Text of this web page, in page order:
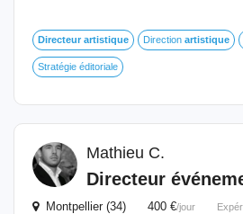
Directeur artistique Direction artistique
Stratégie éditoriale
Mathieu C.
Directeur
Montpellier (34) 400 €/jour